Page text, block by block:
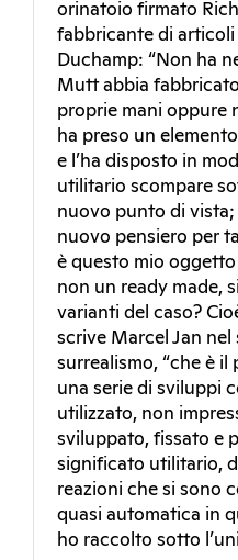
orinatoio firmato
fabbricante di articoli
Duchamp: “Non ha
Mutt abbia
proprie mani oppure
ha preso un
e l’ha disposto in
utilitario scompare
nuovo punto di
nuovo pensiero per
è questo mio
non un ready made,
varianti del caso?
scrive Marcel Jan nel
surrealismo, “che è
una serie di sviluppi
utilizzato, non
sviluppato, fissato e
significato utilitario,
reazioni che si sono
quasi automatica in
ho raccolto sotto